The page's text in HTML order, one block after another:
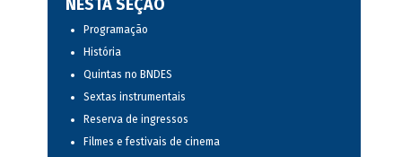
NESTA SEÇÃO
Programação
História
Quintas no BNDES
Sextas instrumentais
Reserva de ingressos
Filmes e festivais de cinema